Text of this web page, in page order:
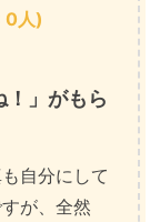
0人)
！」がもら
自分にして
が、全然